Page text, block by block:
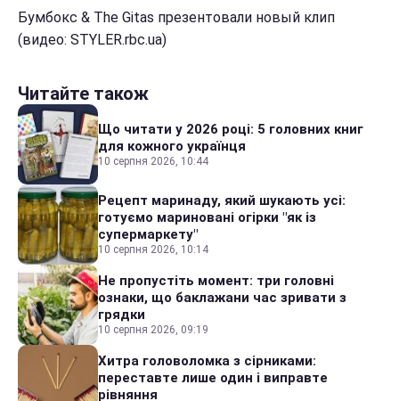
Бумбокс & The Gitas презентовали новый клип
(видео: STYLER.rbc.ua)
Читайте також
Що читати у 2026 році: 5 головних книг
для кожного українця
10 серпня 2026, 10:44
Рецепт маринаду, який шукають усі:
готуємо мариновані огірки "як із
супермаркету"
10 серпня 2026, 10:14
Не пропустіть момент: три головні
ознаки, що баклажани час зривати з
грядки
10 серпня 2026, 09:19
Хитра головоломка з сірниками:
переставте лише один і виправте
рівняння